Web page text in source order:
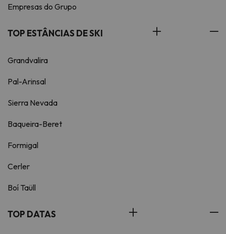
Empresas do Grupo
TOP ESTÂNCIAS DE SKI
Grandvalira
Pal-Arinsal
Sierra Nevada
Baqueira-Beret
Formigal
Cerler
Boí Taüll
TOP DATAS